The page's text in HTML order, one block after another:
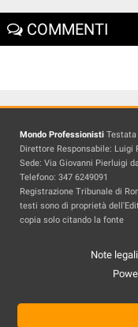
COMMENTI
Mondo Professionisti
Direttore Responsabile: Luigi
Sede: Via Giovanni Pierluigi
Telefono: 347 6249091
Registrazione Tribunale di
testi sono di proprietà
copia solo citando la fonte
Note legali